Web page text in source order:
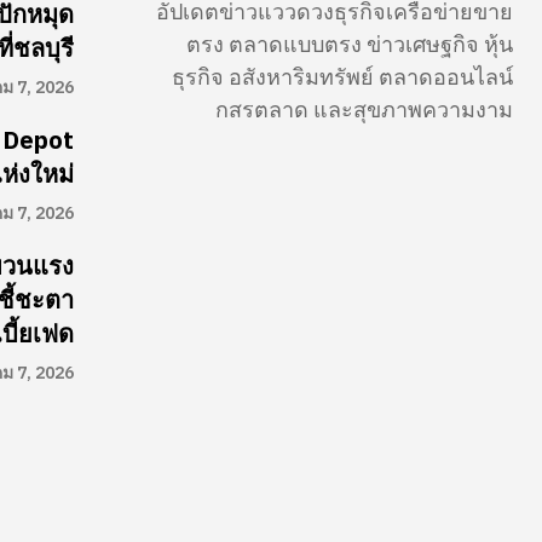
กหมุด
ชลบุรี
7, 2026
งใหม่
7, 2026
นแรง
ชะตา
ยเฟด
7, 2026
อัปเดตข่าวแววดวงธุรกิจเครือข่ายขาย
ตรง ตลาดแบบตรง ข่าวเศษฐกิจ หุ้น
ธุรกิจ อสังหาริมทรัพย์ ตลาดออนไลน์
กสรตลาด และสุขภาพความงาม